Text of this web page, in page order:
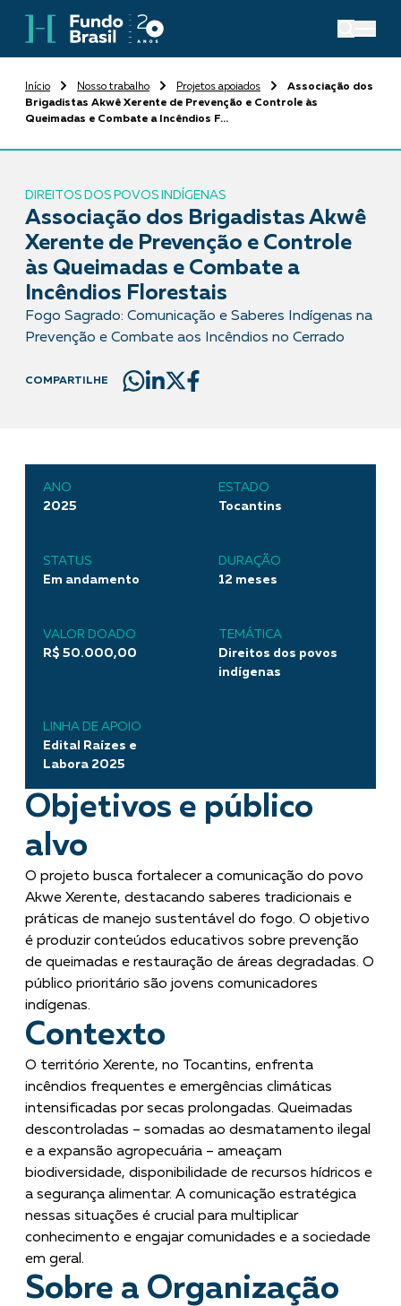
Início Nosso trabalho Projetos apoiados
Associação dos
Brigadistas Akwê Xerente de Prevenção e Controle às
Queimadas e Combate a Incêndios F...
DIREITOS DOS POVOS INDÍGENAS
Associação dos Brigadistas Akwê
Xerente de Prevenção e Controle
às Queimadas e Combate a
Incêndios Florestais
Fogo Sagrado: Comunicação e Saberes Indígenas na
Prevenção e Combate aos Incêndios no Cerrado
COMPARTILHE
ANO
2025
ESTADO
Tocantins
STATUS
Em andamento
DURAÇÃO
12 meses
VALOR DOADO
R$ 50.000,00
TEMÁTICA
Direitos dos povos
indígenas
LINHA DE APOIO
Edital Raízes e
Labora 2025
Objetivos e público
alvo
O projeto busca fortalecer a comunicação do povo
Akwe Xerente, destacando saberes tradicionais e
práticas de manejo sustentável do fogo. O objetivo
é produzir conteúdos educativos sobre prevenção
de queimadas e restauração de áreas degradadas. O
público prioritário são jovens comunicadores
indígenas.
Contexto
O território Xerente, no Tocantins, enfrenta
incêndios frequentes e emergências climáticas
intensificadas por secas prolongadas. Queimadas
descontroladas – somadas ao desmatamento ilegal
e a expansão agropecuária – ameaçam
biodiversidade, disponibilidade de recursos hídricos e
a segurança alimentar. A comunicação estratégica
nessas situações é crucial para multiplicar
conhecimento e engajar comunidades e a sociedade
em geral.
Sobre a Organização